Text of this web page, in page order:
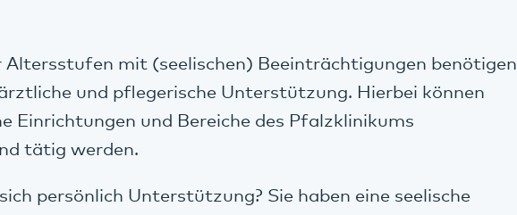
Altersstufen mit (seelischen) Beeinträchtigungen benötigen
und pflegerische Unterstützung. Hierbei können
Einrichtungen und Bereiche des Pfalzklinikums
tätig werden.
persönlich Unterstützung? Sie haben eine seelische